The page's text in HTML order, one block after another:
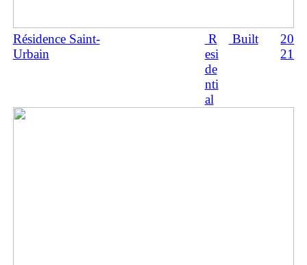
Résidence Saint-
Urbain
R
esi
de
nti
al
Built
20
21